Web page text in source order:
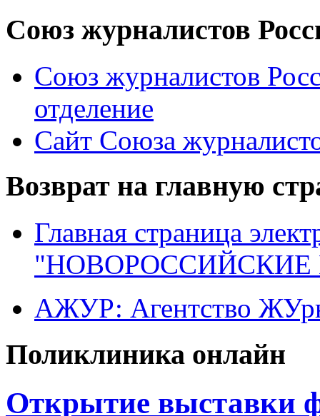
Союз журналистов
Союз журналистов
отделение
Сайт Союза
Возврат на главную
Главная страница
"НОВОРОССИЙСКИЕ
АЖУР: Агентство
Поликлиника онлайн
Открытие выставки